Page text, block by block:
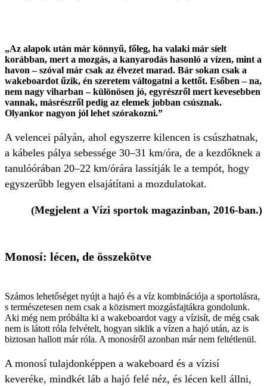
„Az alapok után már könnyű, főleg, ha valaki már síelt
korábban, mert a mozgás, a kanyarodás hasonló a vízen, mint a
havon – szóval már csak az élvezet marad. Bár sokan csak a
wakeboardot űzik, én szeretem váltogatni a kettőt. Esőben – na,
nem nagy viharban – különösen jó, egyrészről mert kevesebben
vannak, másrészről pedig az elemek jobban csúsznak.
Olyankor nagyon jól lehet szórakozni.”
A velencei pályán, ahol egyszerre kilencen is csúszhatnak,
a kábeles pálya sebessége 30–31 km/óra, de a kezdőknek a
tanulóórában 20–22 km/órára lassítják le a tempót, hogy
egyszerűbb legyen elsajátítani a mozdulatokat.
(Megjelent a Vízi sportok magazinban, 2016-ban.)
Monosí: lécen, de összekötve
Számos lehetőséget nyújt a hajó és a víz kombinációja a sportolásra,
s természetesen nem csak a közismert mozgásfajtákra gondolunk.
Aki még nem próbálta ki a wakeboardot vagy a vízisít, de még csak
nem is látott róla felvételt, hogyan siklik a vízen a hajó után, az is
biztosan hallott már róla. A monosíről azonban már nem feltétlenül.
A monosí tulajdonképpen a wakeboard és a vízisí
keveréke, mindkét láb a hajó felé néz, és lécen kell állni,